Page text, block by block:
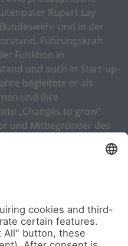
Rupert Lay
und in der
Führungskraft
Funktion in
und auch in Start-up-
begleitete er als
und ihre
„Changes to grow“.
und Mitbegründer des
Er weiß, was in
man Menschen fördern
und kennt die
und
stellt er jetzt seine
– als
Ratgeber vor Ort und
und Buchautor.